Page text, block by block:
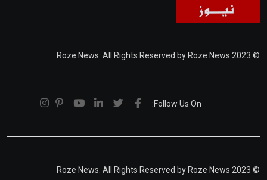
© 2023 Roze News. All Rights Reserved by Roze News
Follow Us On:
© 2023 Roze News. All Rights Reserved by Roze News